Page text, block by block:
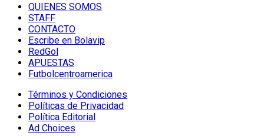
QUIENES SOMOS
STAFF
CONTACTO
Escribe en Bolavip
RedGol
APUESTAS
Futbolcentroamerica
Términos y Condiciones
Políticas de Privacidad
Política Editorial
Ad Choices